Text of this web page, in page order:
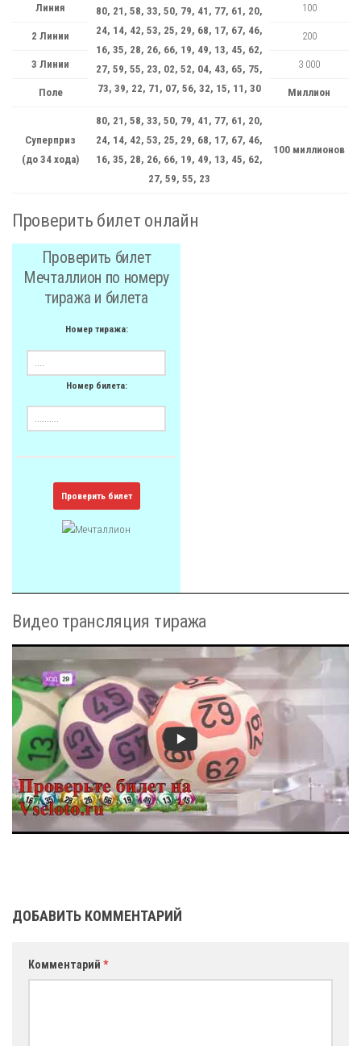
Линия
80, 21, 58, 33, 50, 79, 41, 77, 61, 20,
24, 14, 42, 53, 25, 29, 68, 17, 67, 46,
16, 35, 28, 26, 66, 19, 49, 13, 45, 62,
27, 59, 55, 23, 02, 52, 04, 43, 65, 75,
73, 39, 22, 71, 07, 56, 32, 15, 11, 30
100
2 Линии 200
3 Линии 3 000
Поле Миллион
Суперприз
(до 34 хода)
80, 21, 58, 33, 50, 79, 41, 77, 61, 20,
24, 14, 42, 53, 25, 29, 68, 17, 67, 46,
16, 35, 28, 26, 66, 19, 49, 13, 45, 62,
27, 59, 55, 23
100 миллионов
Проверить билет онлайн
Проверить билет
Мечталлион по номеру
тиража и билета
Номер тиража:
Номер билета:
Проверить билет
Видео трансляция тиража
ДОБАВИТЬ КОММЕНТАРИЙ
Комментарий *